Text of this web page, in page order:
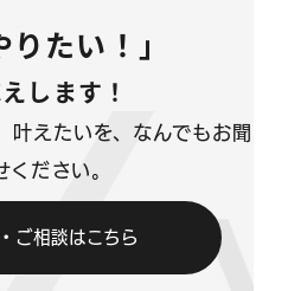
ー
りたい！」
します！
叶えたいを、なんでもお聞
ください。
ご相談はこちら